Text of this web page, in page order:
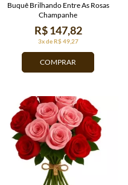
COMPRAR
3x de R$ 49,27
R$ 147,82
Buquê Brilhando Entre As Rosas
Champanhe